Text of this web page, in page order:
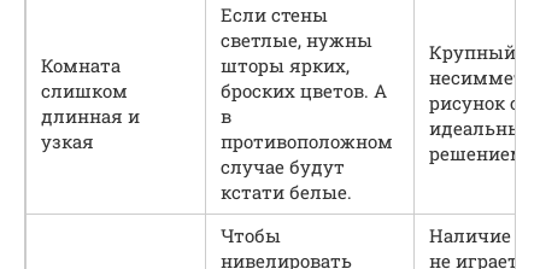
Комната
слишком
длинная и
узкая
Если стены
светлые, нужны
шторы ярких,
броских цветов. А
в
противоположном
случае будут
кстати белые.
Крупный
рисунок
идеальным
решением.
Чтобы
нивелировать
Наличие
не играет